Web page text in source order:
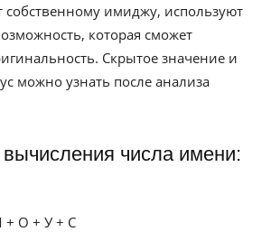
имиджу, используют
которая сможет
Скрытое значение и
можно узнать после анализа
числа имени:
+ О + У + С